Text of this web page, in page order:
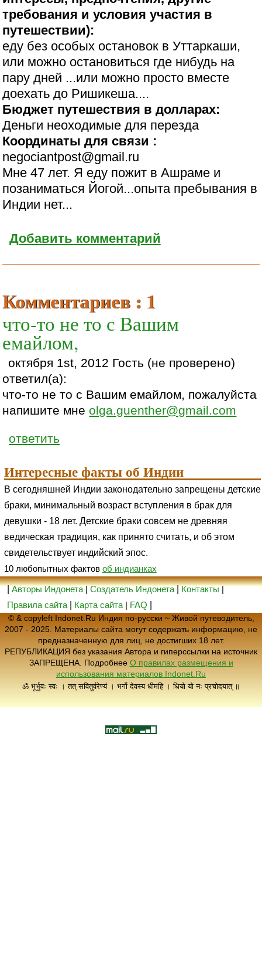
требования и условия участия в
путешествии):
еду без особых остановок в Уттаркаши,
или можно остановиться где нибудь на
пару дней ...или можно просто вместе
доехать до Ришикеша....
Бюджет путешествия в долларах:
Деньги неоходимые для перезда
Координаты для связи :
negociantpost@gmail.ru
Мне 47 лет. Я еду пожит в Ашраме и
позаниматься Йогой...опыта пребывания в
Индии нет...
Добавить комментарий
Комментариев : 1
что-то не то с Вашим
емайлом,
октября 1st, 2012 Гость (не проверено)
ответил(а):
что-то не то с Вашим емайлом, пожалуйста
напишите мнеolga.guenther@gmail.com
ответить
Интересные факты об Индии
В сегодняшней Индии законодательно запрещены детские
браки, минимальный возраст вступления в брак для
девушки - 18 лет. Детские браки совсем не древняя
ведическая традиция, как принято считать, и об этом
свидетельствует индийский эпос.
10 любопытных фактов об индианках
|Авторы Индонета|Создатель Индонета|Контакты|
Правила сайта
Карта сайта | FAQ
© & copyleft Indonet.Ru Индия по-русски ~ Живой путеводитель,
2007 - 2025. Материалы сайта могут содержать информацию, не
предназначенную для лиц, не достигших 18 лет.
РЕПУБЛИКАЦИЯ без указания Автора и гиперссылки на источник
ЗАПРЕЩЕНА. Подробнее О правилах размещения и
использования материалов Indonet.Ru
ॐ भूर्भुवः स्वः । तत् सवितुर्वरेण्यं । भर्गो देवस्य धीमहि । धियो यो नः प्रचोदयात् ॥